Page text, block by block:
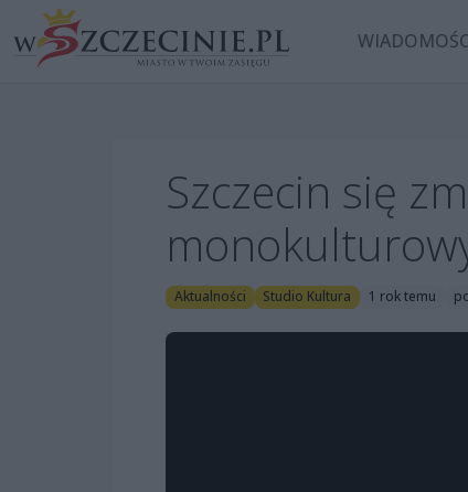
Szczecin się
Aktualności Studio Kultura 1 rok temu